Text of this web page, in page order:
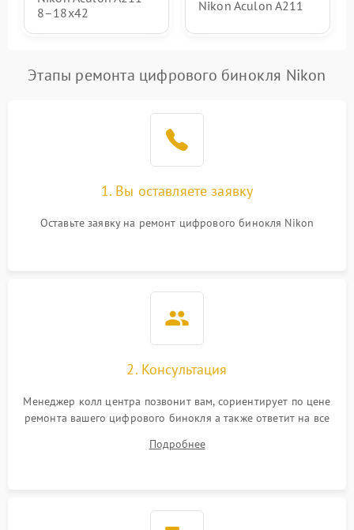
8–18x42
Nikon Aculon A211
Этапы ремонта цифрового бинокля Nikon
1. Вы оставляете заявку
Оставьте заявку на ремонт цифрового бинокля Nikon
2. Консультация
Менеджер колл центра позвонит вам, сориентирует по цене
ремонта вашего цифрового бинокля а также ответит на все
Подробнее